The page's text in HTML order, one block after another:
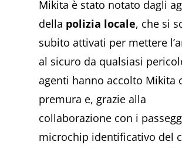
Mikita è stato notato dagli
della polizia locale, che si
subito attivati per mettere
al sicuro da qualsiasi
agenti hanno accolto Mikita
premura e, grazie alla
collaborazione con i
microchip identificativo del